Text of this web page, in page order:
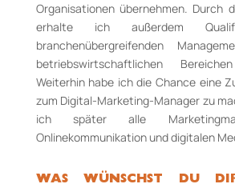
Organisationen übernehmen. Durch
erhalte ich außerdem
branchenübergreifenden
betriebswirtschaftlichen
Weiterhin habe ich die Chance eine
zum Digital­-Marketing-Manager zu
ich später alle
Onlinekommunikation und digitalen
WAS WÜNSCHST DU